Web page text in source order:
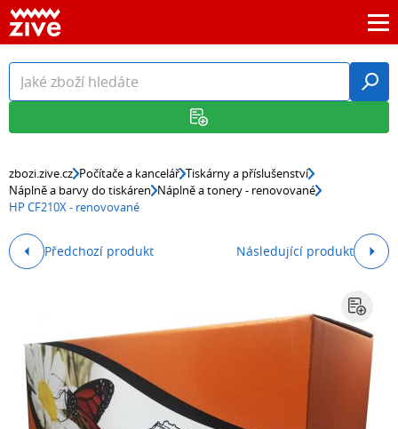
zbozi.zive.cz Počítače a kancelář Tiskárny a příslušenství
Náplně a barvy do tiskáren Náplně a tonery - renovované
HP CF210X - renovované
Předchozí produkt Následující produkt